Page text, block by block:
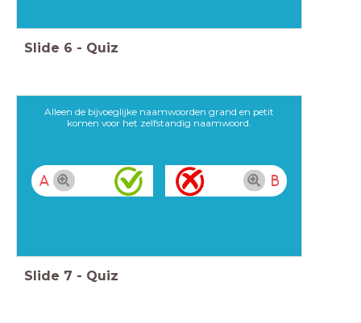
Slide 6 - Quiz
Alleen de bijvoeglijke naamwoorden grand en petit
komen voor het zelfstandig naamwoord.
A B
Slide 7 - Quiz